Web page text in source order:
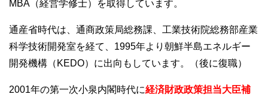
MBA（経営学修士）を取得しています。
通産省時代は、通商政策局総務課、工業技術院総務部産業
科学技術開発室を経て、1995年より朝鮮半島エネルギー
開発機構（KEDO）に出向もしています。（後に復職）
2001年の第一次小泉内閣時代に経済財政政策担当大臣補